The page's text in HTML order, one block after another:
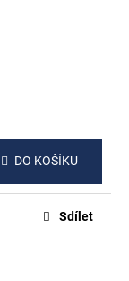
DO KOŠÍKU
Sdílet